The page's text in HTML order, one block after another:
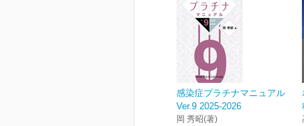
感染症プラチナマニュアル
Ver.9 2025-2026
岡 秀昭(著)